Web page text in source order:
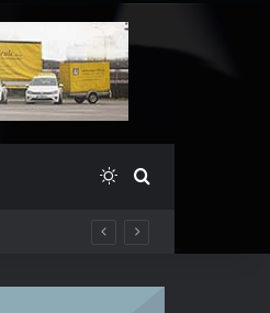
Switch skin
Išči